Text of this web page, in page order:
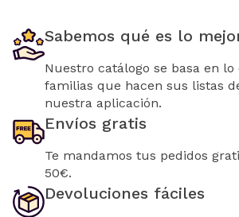
Sabemos qué es lo
Nuestro catálogo se basa en lo
familias que hacen sus listas
nuestra aplicación.
Envíos gratis
Te mandamos tus pedidos
50€.
Devoluciones fáciles